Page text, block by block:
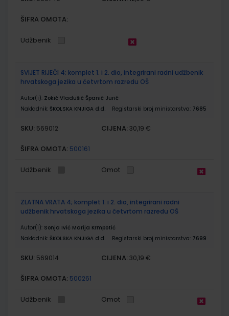
ŠIFRA OMOTA:
Udžbenik
SVIJET RIJEČI 4; komplet 1. i 2. dio, integrirani radni udžbenik
hrvatskoga jezika u četvrtom razredu OŠ
Autor(i): Zokić Vladušić Španić Jurić
Nakladnik: ŠKOLSKA KNJIGA d.d. Registarski broj ministarstva: 7685
SKU: 569012 CIJENA: 30,19 €
ŠIFRA OMOTA: 500161
Udžbenik Omot
ZLATNA VRATA 4; komplet 1. i 2. dio, integrirani radni
udžbenik hrvatskoga jezika u četvrtom razredu OŠ
Autor(i): Sonja Ivić Marija Krmpotić
Nakladnik: ŠKOLSKA KNJIGA d.d. Registarski broj ministarstva: 7699
SKU: 569014 CIJENA: 30,19 €
ŠIFRA OMOTA: 500261
Udžbenik Omot